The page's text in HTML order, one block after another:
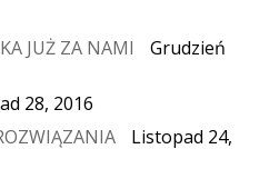
JUŻ ZA NAMI
Grudzień
28, 2016
Listopad 24,